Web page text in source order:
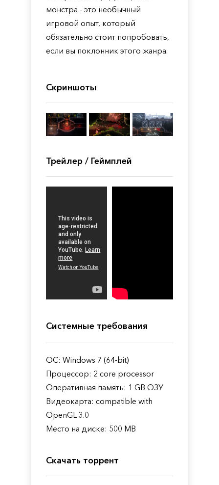
монстра - это необычный
игровой опыт, который
обязательно стоит попробовать,
если вы поклонник этого жанра.
Скриншоты
Трейлер / Геймплей
Системные требования
ОС: Windows 7 (64-bit)
Процессор: 2 core processor
Оперативная память: 1 GB ОЗУ
Видеокарта: compatible with
OpenGL 3.0
Место на диске: 500 MB
Скачать торрент